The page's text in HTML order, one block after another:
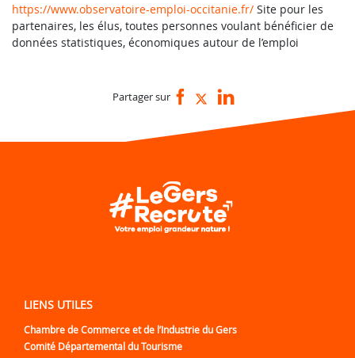
https://www.observatoire-emploi-occitanie.fr/ Site pour les
partenaires, les élus, toutes personnes voulant bénéficier de
données statistiques, économiques autour de l’emploi
Partager sur
LIENS UTILES
Chambre de Commerce et de l’Industrie du Gers
Comité Départemental du Tourisme